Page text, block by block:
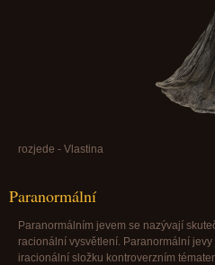
rozjede - Vlastina
Paranormální
Paranormálním jevem se nazývají
racionální vysvětlení. Paranormální
iracionální složku kontroverzním